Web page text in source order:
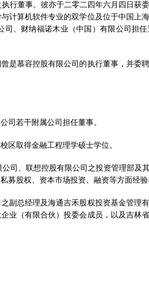
行董事。彼亦于二零二四年六月四日获
计算机软件专业的双学位及位于中国上
、财纳福诺木业（中国）有限公司担
是慕容控股有限公司的执行董事，并委
司若干附属公司担任董事。
区取得金融工程理学硕士学位。
司、联想控股有限公司之投资管理部及
募股权、资本市场投资、融资等方面经验
副总经理及海通吉禾股权投资基金管理
业（有限合伙）投委会成员，以及吉林